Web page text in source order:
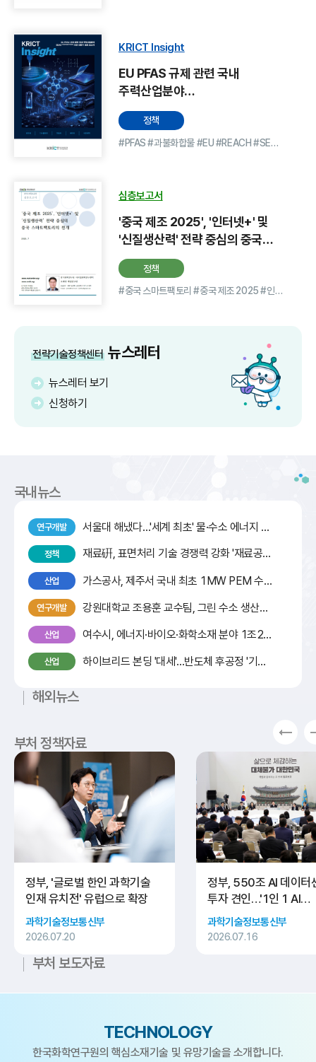
KRICT Insight
EU PFAS 규제 관련 국내
주력산업분야
SEAC(사회경제성분석위원회)
의견 전문가 검토 보고서
정책
#PFAS #과불화합물 #EU #REACH #SEAC #PFAS-free #ECHA #공급망 리스크 #불소계 소재 #환경
심층보고서
'중국 제조 2025', '인터넷+' 및
'신질생산력' 전략 중심의 중국
스마트팩토리의 전개
정책
#중국 스마트팩토리 #중국 제조 2025 #인터넷+ #스마트제조 #산업인터넷 #디지털전환 #홍색공급망 #특화클러스터 #공급망 자립 #신질생산력(新質生産力)
전략기술정책센터 뉴스레터
뉴스레터 보기
신청하기
국내뉴스
연구개발 서울대 해냈다…'세계 최초' 물·수소 에너지 동시 생산 기술 개발
정책 재료硏, 표면처리 기술 경쟁력 강화 '재료공정기술 아카데미' 성료
산업 가스공사, 제주서 국내 최초 1MW PEM 수전해 시스템 실증
연구개발 강원대학교 조용훈 교수팀, 그린 수소 생산을 위한 저비용 분석 시스템 개발
산업 여수시, 에너지·바이오·화학소재 분야 1조2000억 투자협약 - 포인트경제
산업 하이브리드 본딩 '대세'…반도체 후공정 '기술 각축전' 활활
해외뉴스
부처 정책자료
정부, '글로벌 한인 과학기술
인재 유치전' 유럽으로 확장
과학기술정보통신부
2026.07.20
정부, 550조 AI 데이터
투자 견인…'1인 1 AI
에이전트' 시대 연다
과학기술정보통신부
2026.07.16
부처 보도자료
TECHNOLOGY
한국화학연구원의 핵심소재기술 및 유망기술을 소개합니다.